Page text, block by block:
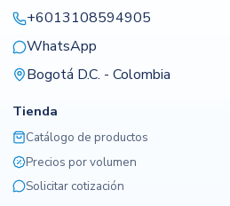
+6013108594905
WhatsApp
Bogotá D.C. - Colombia
Tienda
Catálogo de productos
Precios por volumen
Solicitar cotización